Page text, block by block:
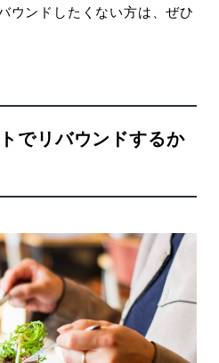
ウンドしたくない方は、ぜひ
でリバウンドするか